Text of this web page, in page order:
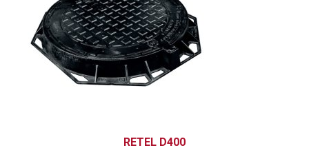
RETEL D400